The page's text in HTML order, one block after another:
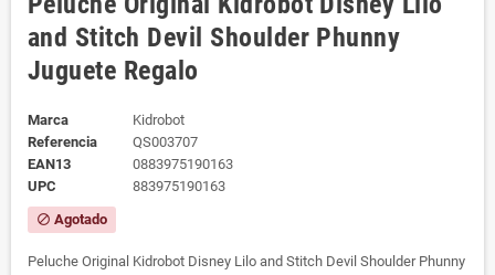
and Stitch Devil Shoulder Phunny
Juguete Regalo
Marca
Kidrobot
Referencia
QS003707
EAN13
0883975190163
UPC
883975190163
block Agotado
Peluche Original Kidrobot Disney Lilo and Stitch Devil Shoulder Phunny